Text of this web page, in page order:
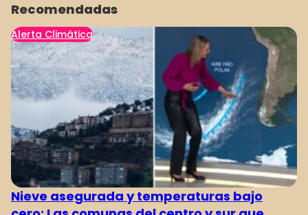
Recomendadas
Alerta Climática
Nieve asegurada y temperaturas bajo